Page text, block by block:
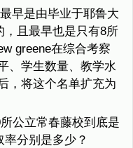
早是由毕业于耶鲁大
，且最早也是只有8所
greene在综合考察
、学生数量、教学水
，将这个名单扩充为
公立常春藤校到底是
分别是多少？